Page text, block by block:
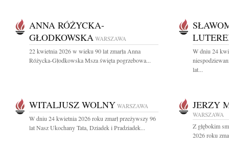
ANNA RÓŻYCKA-
GŁODKOWSKA WARSZAWA
22 kwietnia 2026 w wieku 90 lat zmarła Anna
Różycka-Głodkowska Msza święta pogrzebowa...
W dniu 24
lat...
WITALJUSZ WOLNY WARSZAWA
W dniu 24 kwietnia 2026 roku zmarł przeżywszy 96
lat Nasz Ukochany Tata, Dziadek i Pradziadek...
JERZY
WARSZAWA
Z głębokim
2026 roku